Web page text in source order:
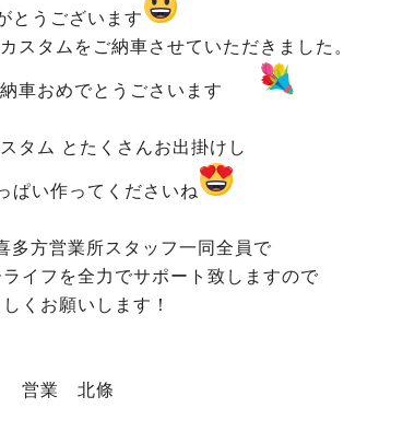
とうございます
タムをご納車させていただきました。
めでとうごさいます
タム とたくさんお出掛けし
ぱい作ってくださいね
多方営業所スタッフ一同全員で
イフを全力でサポート致しますので
くお願いします！
営業 北條